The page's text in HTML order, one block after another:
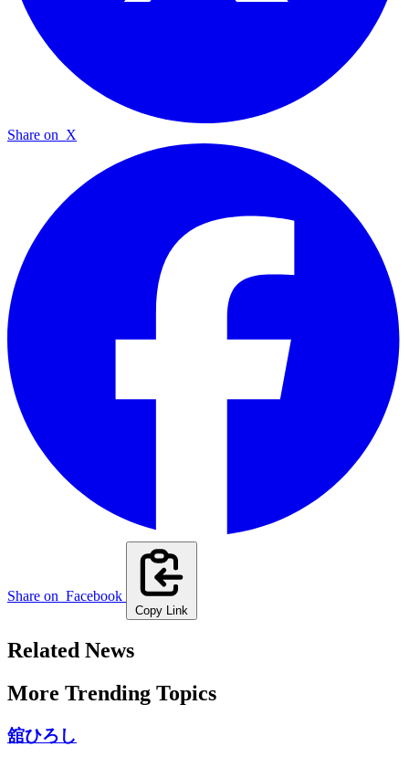
Share on X
Share on Facebook
Copy Link
Related News
More Trending Topics
舘ひろし